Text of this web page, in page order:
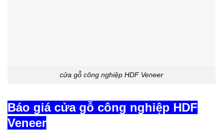
cửa gỗ công nghiệp HDF Veneer
Báo giá cửa gỗ công nghiệp HDF
Veneer